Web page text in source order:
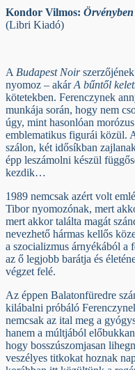
Kondor Vilmos: Örvényben
(Libri Kiadó)
A Budapest Noir
nyomoz – akárA bűntől
kötetekben. Ferenczynek
munkája során, hogy nem
úgy, mint hasonlóan
emblematikus figurái közül.
szálon, két idősíkban
épp leszámolni készül
kezdik…
1989 nemcsak azért volt
Tibor nyomozónak, mert
mert akkor találta magát
nevezhető hármas kellős
a szocializmus árnyékából a
az ő legjobb barátja és
végzet felé.
Az éppen Balatonfüredre
kilábalni próbáló
nemcsak az ital meg a
hanem a múltjából
hogy bosszúszomjasan
veszélyes titkokat hoznak